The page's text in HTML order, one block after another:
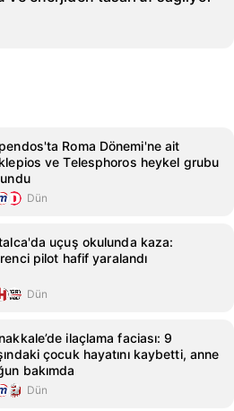
Roma Dönemi'ne ait
ve Telesphoros heykel grubu
Dün
uçuş okulunda kaza:
pilot hafif yaralandı
Dün
ilaçlama faciası: 9
çocuk hayatını kaybetti, anne
bakımda
Dün